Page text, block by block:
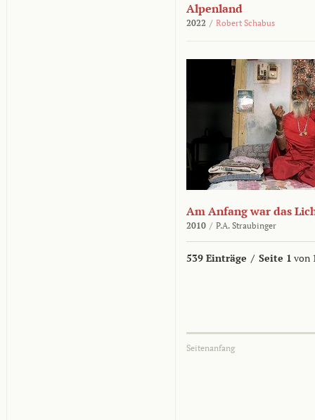
Alpenland
2022 / Robert Schabus
Am Anfang war das
2010 / P.A. Straubinger
539 Einträge / Seite 1 von
Seitenanfang